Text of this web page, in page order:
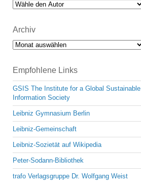
Archiv
Archiv
Empfohlene Links
GSIS The Institute for a Global Sustainable
Information Society
Leibniz Gymnasium Berlin
Leibniz-Gemeinschaft
Leibniz-Sozietät auf Wikipedia
Peter-Sodann-Bibliothek
trafo Verlagsgruppe Dr. Wolfgang Weist